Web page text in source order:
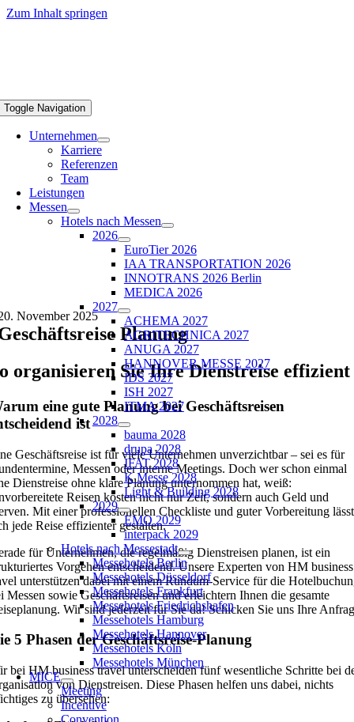
Zum Inhalt springen
Toggle Navigation
Unternehmen
Karriere
Referenzen
Team
Leistungen
Messen
Hotels nach Messen
2026
EuroTier 2026
IAA TRANSPORTATION 2026
INNOTRANS 2026 Berlin
MEDICA 2026
2027
ACHEMA 2027
AGRITECHNICA 2027
ANUGA 2027
HANNOVER MESSE 2027
IDS 2027
ISH 2027
ITMA 2027
2028
bauma 2028
drupa 2028
IFAT 2028
K Messe 2028
Light & Building 2028
2029
EMO 2029
interpack 2029
Hotels nach Messestadt
Messehotels Berlin
Messehotels Düsseldorf
Messehotels Frankfurt
Messehotels Friedrichshafen
Messehotels Hamburg
Messehotels Hannover
Messehotels Köln
Messehotels München
MICE
Meeting
Incentive
Convention
November 2025
Planung
organisieren Sie Ihre Dienstreise effizient
eine gute Planung bei Geschäftsreisen
ist
Geschäftsreise ist für viele Unternehmen unverzichtbar – sei es für
Messen oder interne Meetings. Doch wer schon einmal
Dienstreise ohne klare Planung unternommen hat, weiß:
Reisen kosten nicht nur Zeit, sondern auch Geld und
Mit einer professionellen Checkliste und guter Vorbereitung lässt
jede Reise effizienter gestalten.
für Unternehmen, die regelmäßig Dienstreisen planen, ist ein
Vorgehen entscheidend. Unsere Experten von HM business
unterstützen dabei mit einem Rundum-Service für die
Messen sowie Geschäftsreisen und erleichtern Ihnen die gesamte
Wir sind jederzeit für Sie da! Schicken Sie uns Ihre
5 Phasen der Geschäftsreise-Planung
bei HM business travel unterscheiden fünf wesentliche Schritte bei
von Dienstreisen. Diese Phasen helfen uns dabei, nichts
zu übersehen: